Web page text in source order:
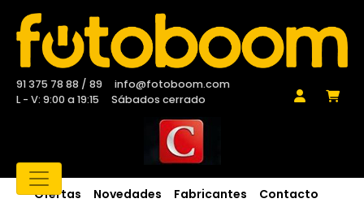
91 375 78 88 / 89
info@fotoboom.com
L - V: 9:00 a 19:15
Sábados cerrado
Ofertas Novedades Fabricantes Contacto